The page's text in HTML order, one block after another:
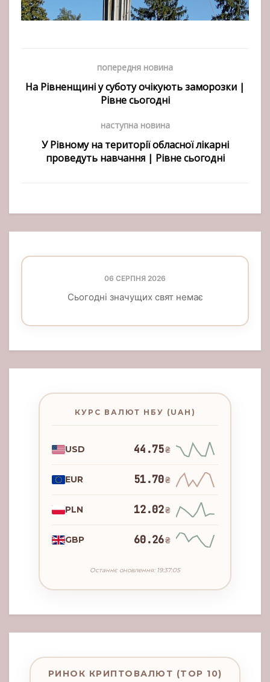
попередня новина
На Рівненщині у суботу очікують заморозки |
Рівне сьогодні
наступна новина
У Рівному на території обласної лікарні
проведуть навчання | Рівне сьогодні
06 СЕРПНЯ 2026
Сьогодні значущих свят немає
КУРС ВАЛЮТ НБУ (UAH)
USD 44.75₴
EUR 51.70₴
PLN 12.02₴
GBP 60.26₴
Останнє оновлення: 19:37:05
РИНОК КРИПТОВАЛЮТ (TOP 10)